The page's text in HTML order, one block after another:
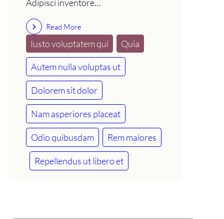
Adipisci inventore…
Read More
Iusto voluptatem qui Quia
Autem nulla voluptas ut
Dolorem sit dolor
Nam asperiores placeat
Odio quibusdam Rem maiores
Repellendus ut libero et